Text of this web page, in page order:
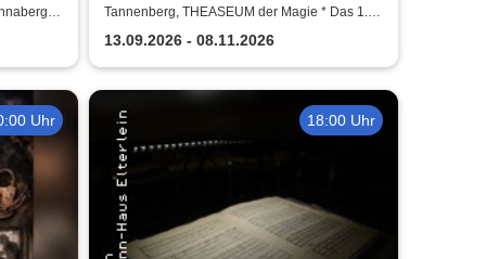
2027
Mitmach-Show | Hokuspokus
vertrickst und so
Tannenberg, THEASEUM der Magie * Das 1.
Zaubertheater im Erzgebirge
13.09.2026 - 08.11.2026
Uhr 18:00 Uhr